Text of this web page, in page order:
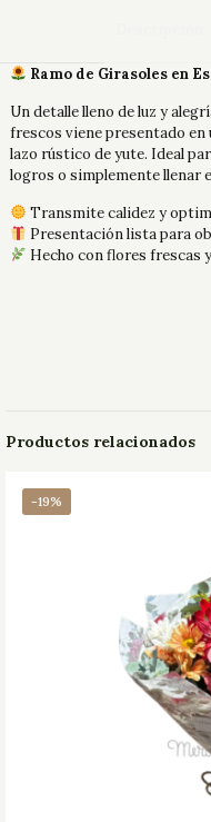
Ramo de Girasoles en
Un detalle lleno de luz y
frescos viene presentado
lazo rústico de yute. Ideal
logros o simplemente llenar
Transmite calidez y
Presentación lista para
Hecho con flores frescas
Productos relacionados
-19%